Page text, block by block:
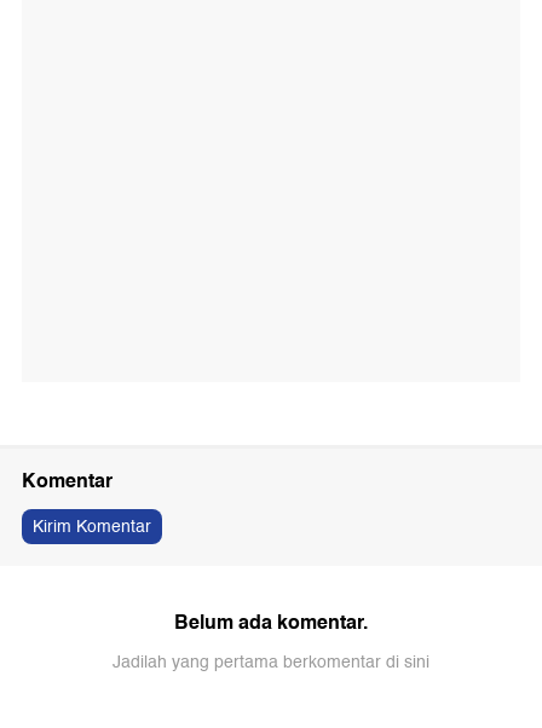
Komentar
Kirim Komentar
Belum ada komentar.
Jadilah yang pertama berkomentar di sini